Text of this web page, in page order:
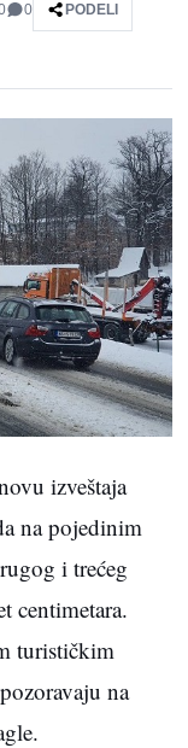
0 PODELI
izveštaja
na pojedinim
i trećeg
centimetara.
turističkim
na